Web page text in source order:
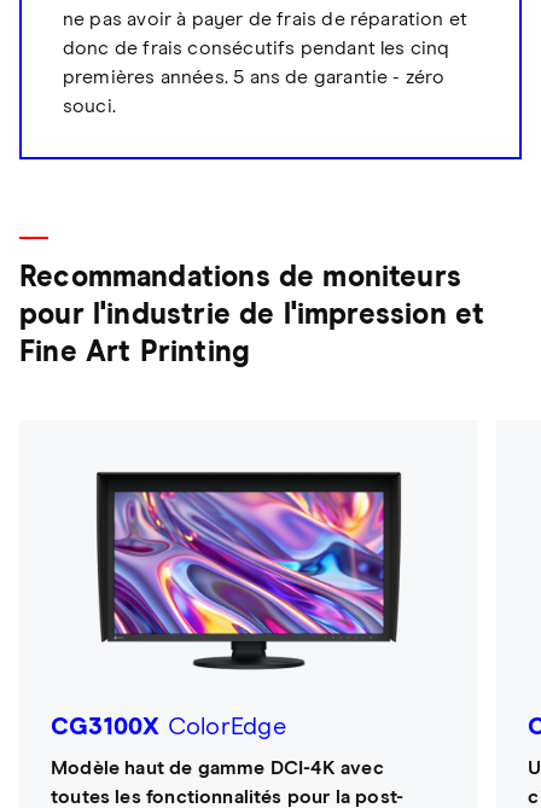
ne pas avoir à payer de frais de réparation et
donc de frais consécutifs pendant les cinq
premières années. 5 ans de garantie - zéro
souci.
Recommandations de moniteurs
pour l'industrie de l'impression et
Fine Art Printing
CG3100X ColorEdge
Modèle haut de gamme DCI-4K avec
toutes les fonctionnalités pour la post-